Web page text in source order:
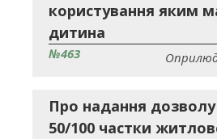
користування яким
дитина
№463
Про надання
50/100 частки